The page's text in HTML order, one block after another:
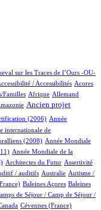
sur les Traces de l’Ours -OU-
/ Accessibilités Acores
Familles Afrique Allemand
Ancien projet
(2006) Année
internationale de
(2008) Année Mondiale
Année Mondiale de la
Architectes du Futur Assertivité
/ auditifs Australie Autisme /
Baleines Açores Baleines
de Séjour / Camp de Séjour /
Cévennes (France)